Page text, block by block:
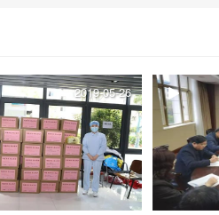
2019-05-26